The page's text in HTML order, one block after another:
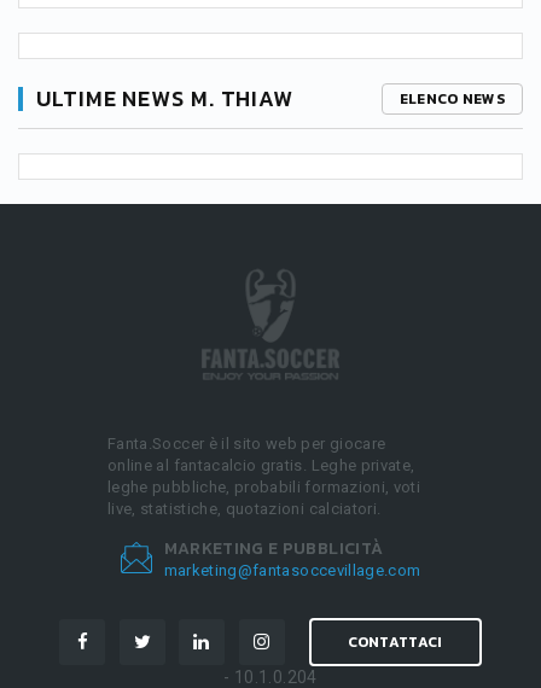
ULTIME NEWS M. THIAW ELENCO NEWS
Fanta.Soccer è il sito web per giocare
online al fantacalcio gratis. Leghe private,
leghe pubbliche, probabili formazioni, voti
live, statistiche, quotazioni calciatori.
MARKETING E PUBBLICITÀ
marketing@fantasoccevillage.com
CONTATTACI
- 10.1.0.204